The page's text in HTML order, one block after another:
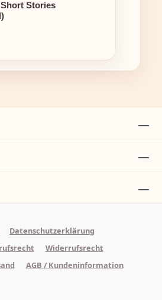
Short Stories
Datenschutzerklärung
Widerrufsrecht
AGB / Kundeninformation